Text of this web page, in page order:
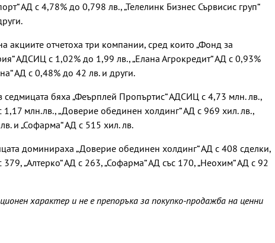
АД с 4,78% до 0,798 лв., „Телелинк Бизнес Сървисис груп“
акциите отчетоха три компании, сред които „Фонд за
АДСИЦ с 1,02% до 1,99 лв., „Елана Агрокредит“ АД с 0,93%
АД с 0,48% до 42 лв. и други.
бяха „Феърплей Пропъртис“ АДСИЦ с 4,73 млн. лв.,
1,17 млн.лв., „Доверие обединен холдинг“ АД с 969 хил. лв.,
и „Софарма“ АД с 515 хил. лв.
доминираха „Доверие обединен холдинг“ АД с 408 сделки,
379, „Алтерко“ АД с 263, „Софарма“ АД със 170, „Неохим“ АД с 92
характер и не е препоръка за покупко-продажба на ценни
Нивото на Дунав при